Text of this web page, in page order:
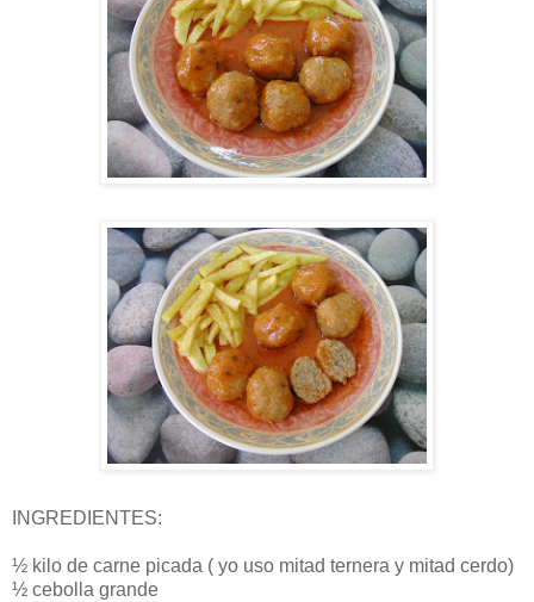
INGREDIENTES:
½ kilo de carne picada ( yo uso mitad ternera y mitad cerdo)
½ cebolla grande